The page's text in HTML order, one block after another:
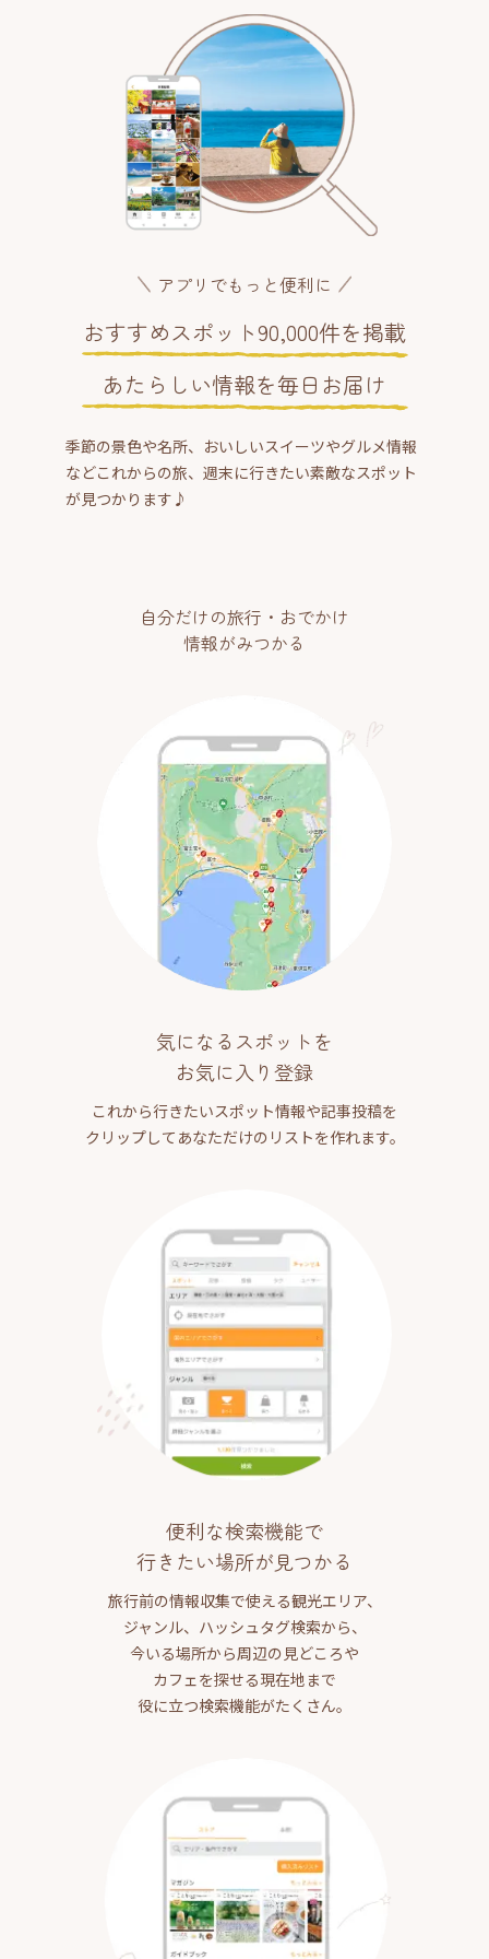
アプリでもっと便利に
おすすめスポット90,000件を掲載
あたらしい情報を毎日お届け
季節の景色や名所、おいしいスイーツやグルメ情報
などこれからの旅、週末に行きたい素敵なスポット
が見つかります♪
自分だけの旅行・おでかけ
情報がみつかる
気になるスポットを
お気に入り登録
これから行きたいスポット情報や記事投稿を
クリップしてあなただけのリストを作れます。
便利な検索機能で
行きたい場所が見つかる
旅行前の情報収集で使える観光エリア、
ジャンル、ハッシュタグ検索から、
今いる場所から周辺の見どころや
カフェを探せる現在地まで
役に立つ検索機能がたくさん。